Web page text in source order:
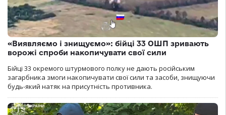
«Виявляємо і знищуємо»: бійці 33 ОШП зривають
ворожі спроби накопичувати свої сили
Бійці 33 окремого штурмового полку не дають російським
загарбника змоги накопичувати свої сили та засоби, знищуючи
будь-який натяк на присутність противника.